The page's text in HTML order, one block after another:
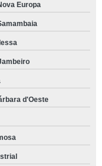
Europa
d'Oeste